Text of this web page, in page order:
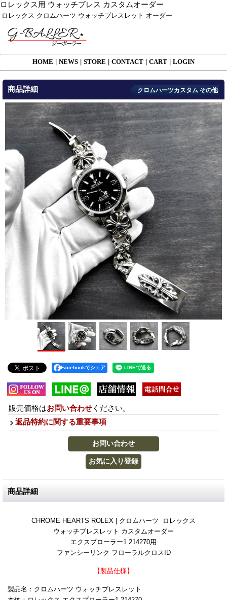
ロレックス用 ウォッチブレス カスタムオーダー
ロレックス クロムハーツ ウォッチブレスレット オーダー
HOME NEWS STORE CONTACT CART LOGIN
商品詳細 クロムハーツカスタム その他
Facebookでシェア
販売価格はお問い合わせ ください。
返品特約に関する重要事項
商品詳細
CHROME HEARTS ROLEX | クロムハーツ ロレックス
ウォッチブレスレット カスタムオーダー
エクスプローラー1 214270用
ファンシーリンク フローラルクロスID
【製品仕様】
製品名：クロムハーツ ウォッチブレスレット